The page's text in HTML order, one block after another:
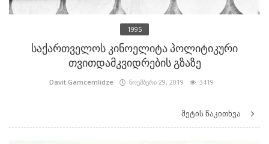
1995
საქართველოს კინოელიტა პოლიტიკური
თვითდამკვიდრების გზაზე
Davit.Gamcemlidze ნოემბერი 29, 2019 3419
მეტის წაკითხვა